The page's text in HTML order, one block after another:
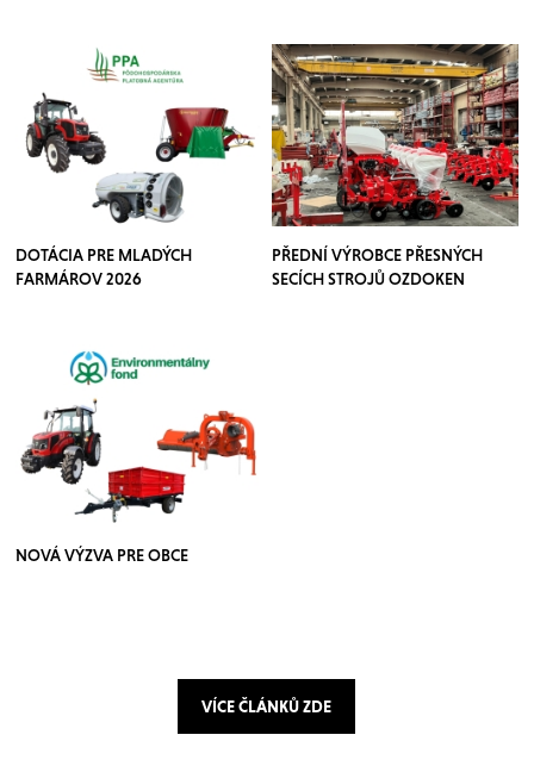
DOTÁCIA PRE MLADÝCH
FARMÁROV 2026
PŘEDNÍ VÝROBCE PŘESNÝCH
SECÍCH STROJŮ OZDOKEN
NOVÁ VÝZVA PRE OBCE
VÍCE ČLÁNKŮ ZDE